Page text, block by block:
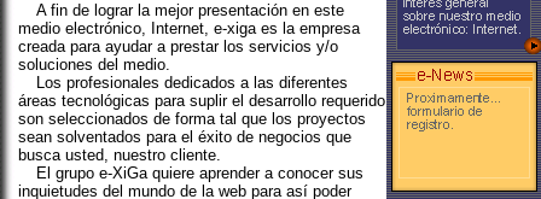
A fin de lograr la mejor presentación en este
medio electrónico, Internet, e-xiga es la empresa
creada para ayudar a prestar los servicios y/o
soluciones del medio.
Los profesionales dedicados a las diferentes
áreas tecnológicas para suplir el desarrollo requerido
son seleccionados de forma tal que los proyectos
sean solventados para el éxito de negocios que
busca usted, nuestro cliente.
El grupo e-XiGa quiere aprender a conocer sus
inquietudes del mundo de la web para así poder